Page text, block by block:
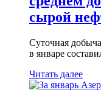
сырой
Суточная
в январе
Читать далее